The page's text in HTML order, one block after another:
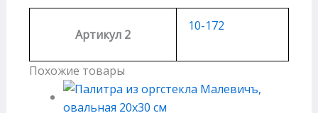
Артикул 2
10-172
Похожие товары